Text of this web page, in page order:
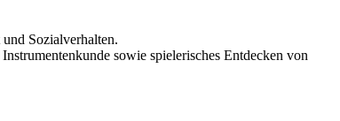
Sozialverhalten.
sowie spielerisches Entdecken von